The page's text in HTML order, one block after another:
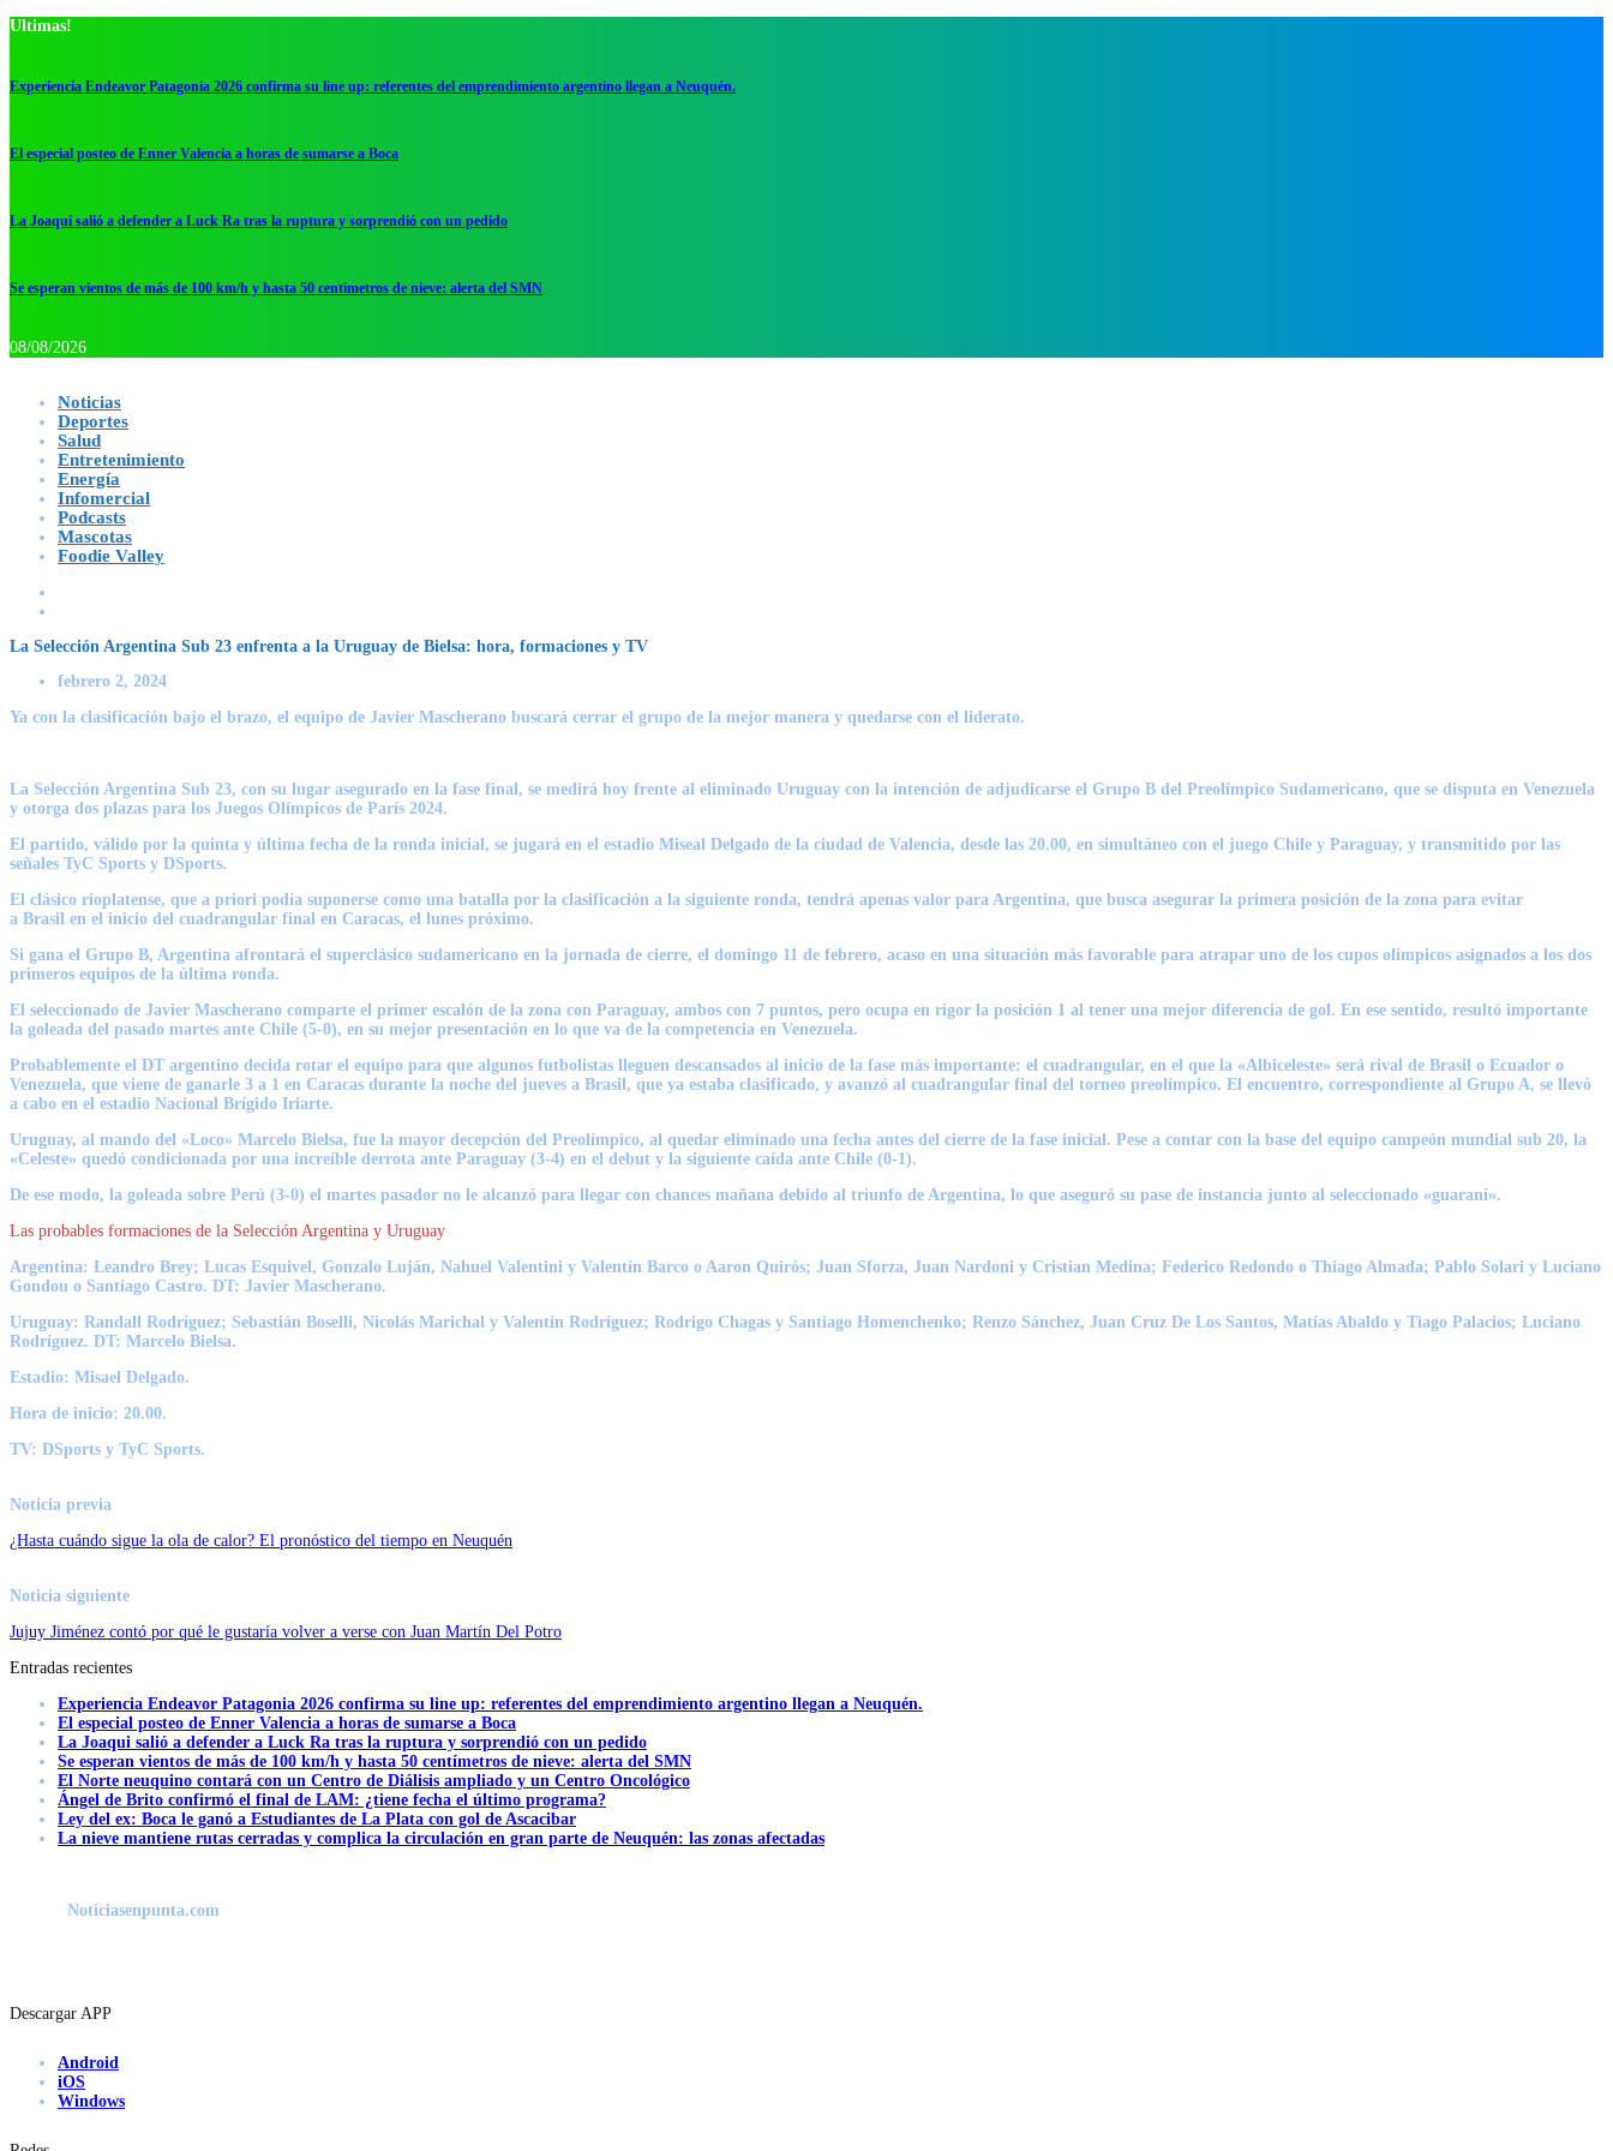
Ultimas!
Experiencia Endeavor Patagonia 2026 confirma su line up: referentes del emprendimiento argentino llegan a Neuquén.
El especial posteo de Enner Valencia a horas de sumarse a Boca
La Joaqui salió a defender a Luck Ra tras la ruptura y sorprendió con un pedido
Se esperan vientos de más de 100 km/h y hasta 50 centímetros de nieve: alerta del SMN
08/08/2026
Noticias
Deportes
Salud
Entretenimiento
Energía
Infomercial
Podcasts
Mascotas
Foodie Valley
La Selección Argentina Sub 23 enfrenta a la Uruguay de Bielsa: hora, formaciones y TV
febrero 2, 2024
Ya con la clasificación bajo el brazo, el equipo de Javier Mascherano buscará cerrar el grupo de la mejor manera y quedarse con el liderato.
La Selección Argentina Sub 23, con su lugar asegurado en la fase final, se medirá hoy frente al eliminado Uruguay con la intención de adjudicarse el Grupo B del Preolímpico Sudamericano, que se disputa en Venezuela
y otorga dos plazas para los Juegos Olímpicos de París 2024.
El partido, válido por la quinta y última fecha de la ronda inicial, se jugará en el estadio Miseal Delgado de la ciudad de Valencia, desde las 20.00, en simultáneo con el juego Chile y Paraguay, y transmitido por las
señales TyC Sports y DSports.
El clásico rioplatense, que a priori podía suponerse como una batalla por la clasificación a la siguiente ronda, tendrá apenas valor para Argentina, que busca asegurar la primera posición de la zona para evitar
a Brasil en el inicio del cuadrangular final en Caracas, el lunes próximo.
Si gana el Grupo B, Argentina afrontará el superclásico sudamericano en la jornada de cierre, el domingo 11 de febrero, acaso en una situación más favorable para atrapar uno de los cupos olímpicos asignados a los dos
primeros equipos de la última ronda.
El seleccionado de Javier Mascherano comparte el primer escalón de la zona con Paraguay, ambos con 7 puntos, pero ocupa en rigor la posición 1 al tener una mejor diferencia de gol. En ese sentido, resultó importante
la goleada del pasado martes ante Chile (5-0), en su mejor presentación en lo que va de la competencia en Venezuela.
Probablemente el DT argentino decida rotar el equipo para que algunos futbolistas lleguen descansados al inicio de la fase más importante: el cuadrangular, en el que la «Albiceleste» será rival de Brasil o Ecuador o
Venezuela, que viene de ganarle 3 a 1 en Caracas durante la noche del jueves a Brasil, que ya estaba clasificado, y avanzó al cuadrangular final del torneo preolímpico. El encuentro, correspondiente al Grupo A, se llevó
a cabo en el estadio Nacional Brígido Iriarte.
Uruguay, al mando del «Loco» Marcelo Bielsa, fue la mayor decepción del Preolímpico, al quedar eliminado una fecha antes del cierre de la fase inicial. Pese a contar con la base del equipo campeón mundial sub 20, la
«Celeste» quedó condicionada por una increíble derrota ante Paraguay (3-4) en el debut y la siguiente caída ante Chile (0-1).
De ese modo, la goleada sobre Perú (3-0) el martes pasador no le alcanzó para llegar con chances mañana debido al triunfo de Argentina, lo que aseguró su pase de instancia junto al seleccionado «guaraní».
Las probables formaciones de la Selección Argentina y Uruguay
Argentina: Leandro Brey; Lucas Esquivel, Gonzalo Luján, Nahuel Valentini y Valentín Barco o Aaron Quirós; Juan Sforza, Juan Nardoni y Cristian Medina; Federico Redondo o Thiago Almada; Pablo Solari y Luciano
Gondou o Santiago Castro. DT: Javier Mascherano.
Uruguay: Randall Rodríguez; Sebastián Boselli, Nicolás Marichal y Valentín Rodríguez; Rodrigo Chagas y Santiago Homenchenko; Renzo Sánchez, Juan Cruz De Los Santos, Matías Abaldo y Tiago Palacios; Luciano
Rodríguez. DT: Marcelo Bielsa.
Estadio: Misael Delgado.
Hora de inicio: 20.00.
TV: DSports y TyC Sports.
Noticia previa
¿Hasta cuándo sigue la ola de calor? El pronóstico del tiempo en Neuquén
Noticia siguiente
Jujuy Jiménez contó por qué le gustaría volver a verse con Juan Martín Del Potro
Entradas recientes
Experiencia Endeavor Patagonia 2026 confirma su line up: referentes del emprendimiento argentino llegan a Neuquén.
El especial posteo de Enner Valencia a horas de sumarse a Boca
La Joaqui salió a defender a Luck Ra tras la ruptura y sorprendió con un pedido
Se esperan vientos de más de 100 km/h y hasta 50 centímetros de nieve: alerta del SMN
El Norte neuquino contará con un Centro de Diálisis ampliado y un Centro Oncológico
Ángel de Brito confirmó el final de LAM: ¿tiene fecha el último programa?
Ley del ex: Boca le ganó a Estudiantes de La Plata con gol de Ascacibar
La nieve mantiene rutas cerradas y complica la circulación en gran parte de Neuquén: las zonas afectadas
Noticiasenpunta.com
Descargar APP
Android
iOS
Windows